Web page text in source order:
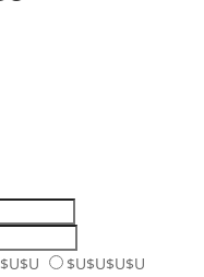
$U$U$U$U